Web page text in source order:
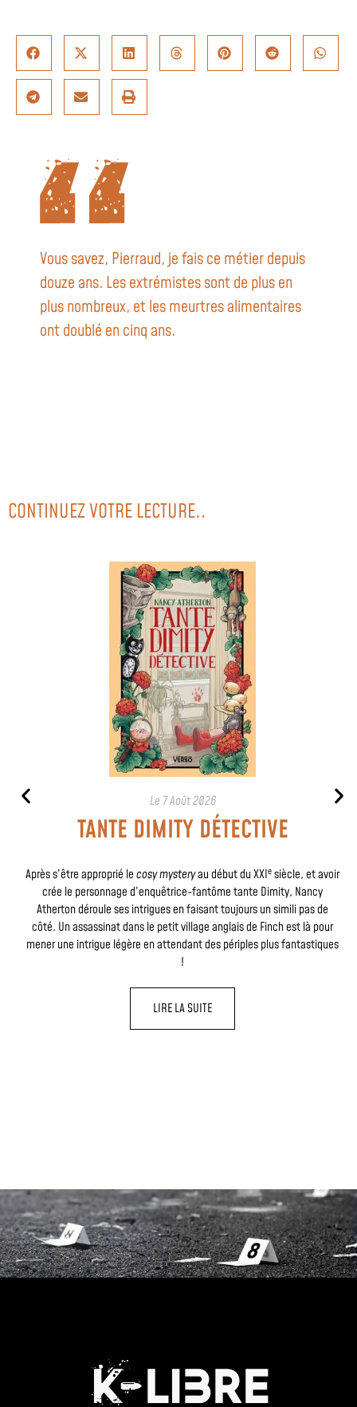
Vous savez, Pierraud, je fais ce métier depuis
douze ans. Les extrémistes sont de plus en
plus nombreux, et les meurtres alimentaires
ont doublé en cinq ans.
CONTINUEZ VOTRE LECTURE..
Le 7 Août 2026
TANTE DIMITY DÉTECTIVE
Après s’être approprié lecosy mysteryau début du XXIesiècle, et avoir
crée le personnage d’enquêtrice-fantôme tante Dimity, Nancy
Atherton déroule ses intrigues en faisant toujours un simili pas de
côté. Un assassinat dans le petit village anglais de Finch est là pour
mener une intrigue légère en attendant des périples plus fantastiques
!
LIRE LA SUITE